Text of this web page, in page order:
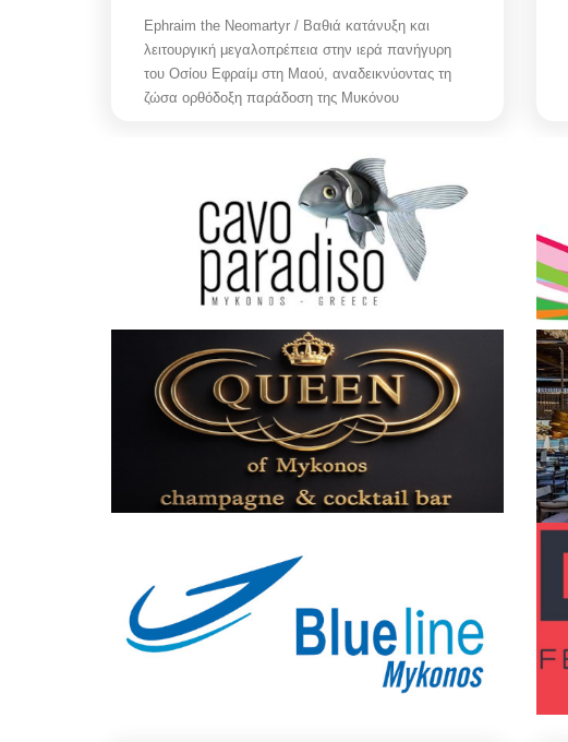
Ephraim the Neomartyr / Βαθιά κατάνυξη και
λειτουργική μεγαλοπρέπεια στην ιερά πανήγυρη
του Οσίου Εφραίμ στη Μαού, αναδεικνύοντας τη
ζώσα ορθόδοξη παράδοση της Μυκόνου